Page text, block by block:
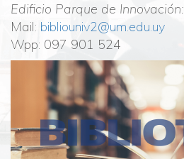
Edificio Parque de Innovación:
Mail: bibliouniv2@um.edu.uy
Wpp: 097 901 524